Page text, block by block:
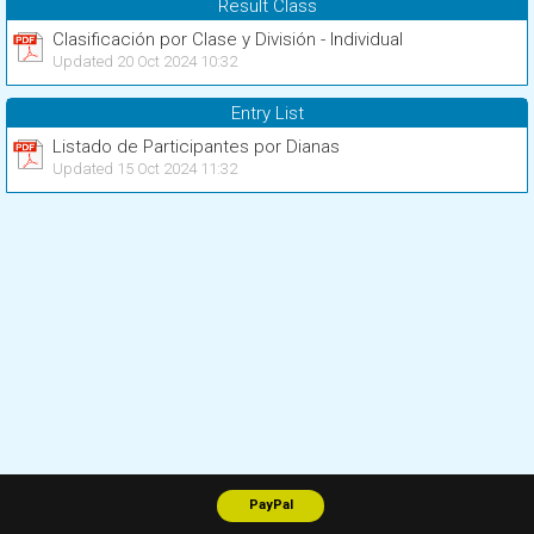
Result Class
Clasificación por Clase y División - Individual
Updated 20 Oct 2024 10:32
Entry List
Listado de Participantes por Dianas
Updated 15 Oct 2024 11:32
PayPal